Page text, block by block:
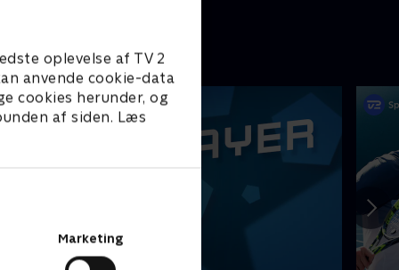
oplevelse af TV 2
anvende cookie-data
cookies herunder, og
af siden. Læs
Marketing